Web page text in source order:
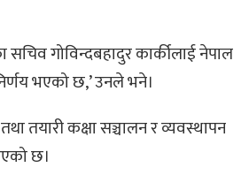
सचिव गोविन्दबहादुर कार्कीलाई नेपाल
भएको छ,’ उनले भने।
तयारी कक्षा सञ्चालन र व्यवस्थापन
छ।